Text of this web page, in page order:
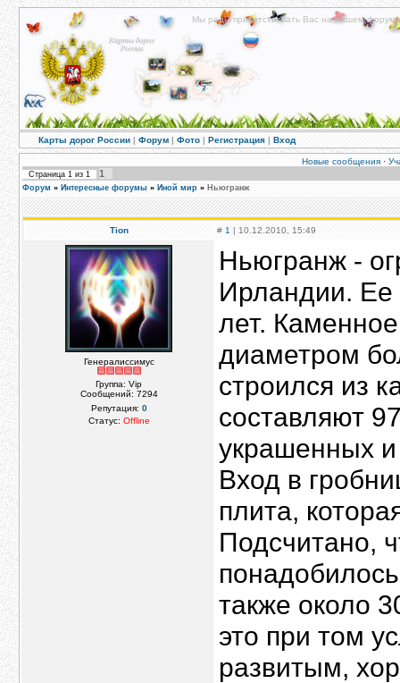
Мы рады приветствовать Вас на нашем
Карты дорог России | Форум | Фото | Регистрация | Вход
Новые сообщения·
Страница 1 из 1 1
Форум » Интересные форумы » Иной мир » Ньюгранж
Tion # 1 | 10.12.2010, 15:49
Генералиссимус
Группа: Vip
Сообщений: 7294
Репутация: 0
Статус: Offline
Ньюгранж -
Ирландии. Ее
лет.
диаметром
строился из
составляют
украшенных
Вход в
плита,
Подсчитано,
также около
это при том
развитым,